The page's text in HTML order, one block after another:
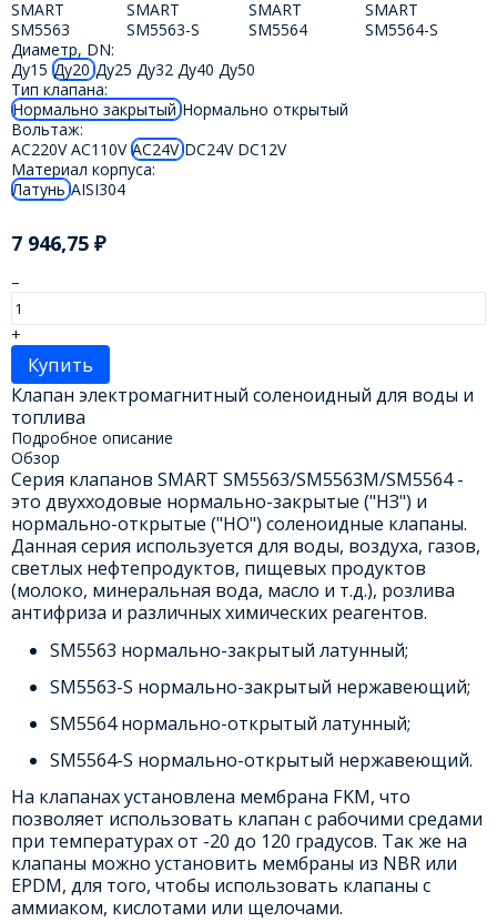
Диаметр, DN:
Ду15 Ду20Ду25 Ду32 Ду40 Ду50
Тип клапана:
Нормально закрытыйНормально открытый
Вольтаж:
AC220VAC110VAC24VDC24V DC12V
Материал корпуса:
ЛатуньAISI304
7 946,75 ₽
–
+
Купить
Клапан электромагнитный соленоидный для воды и
топлива
Подробное описание
Обзор
Серия клапанов SMART SM5563/SM5563M/SM5564 -
это двухходовые нормально-закрытые ("НЗ") и
нормально-открытые ("НО") соленоидные клапаны.
Данная серия используется для воды, воздуха, газов,
светлых нефтепродуктов, пищевых продуктов
(молоко, минеральная вода, масло и т.д.), розлива
антифриза и различных химических реагентов.
SM5563 нормально-закрытый латунный;
SM5563-S нормально-закрытый нержавеющий;
SM5564 нормально-открытый латунный;
SM5564-S нормально-открытый нержавеющий.
На клапанах установлена мембрана FKM, что
позволяет использовать клапан с рабочими средами
при температурах от -20 до 120 градусов. Так же на
клапаны можно установить мембраны из NBR или
EPDM, для того, чтобы использовать клапаны с
аммиаком, кислотами или щелочами.